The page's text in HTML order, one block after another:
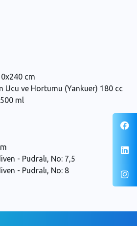
cm
Ucu ve Hortumu (Yankuer) 180 cc
ml
- Pudralı, No: 7,5
- Pudralı, No: 8